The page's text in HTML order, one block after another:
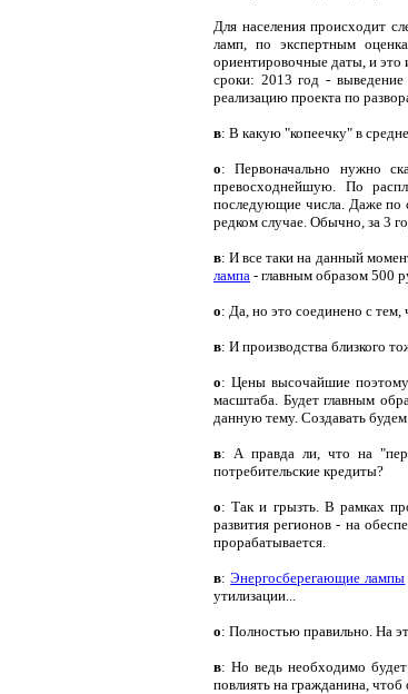
Для населения происходит
ламп, по экспертным
ориентировочные даты, и это
сроки: 2013 год -
реализацию проекта по
в: В какую "копеечку" в
о: Первоначально нужно
превосходнейшую. По
последующие числа. Даже по
редком случае. Обычно, за 3
в: И все таки на данный
лампа - главным образом 500
о: Да, но это соединено с тем,
в: И производства близкого
о: Цены высочайшие
масштаба. Будет главным
данную тему. Создавать
в: А правда ли, что на
потребительские кредиты?
о: Так и грызть. В рамках
развития регионов - на
прорабатывается.
в:Энергосберегающие лампы
утилизации...
о: Полностью правильно. На
в: Но ведь необходимо
повлиять на гражданина,